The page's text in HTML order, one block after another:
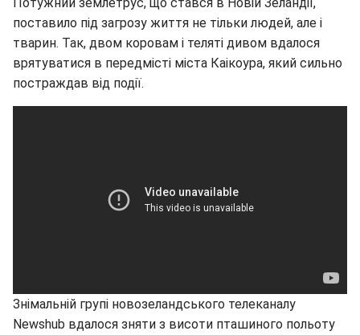
поставило під загрозу життя не тільки людей, але і
тварин. Так, двом коровам і теляті дивом вдалося
врятуватися в передмісті міста Каікоура, який сильно
постраждав від події.
Знімальній групі новозеландського телеканалу
Newshub вдалося зняти з висоти пташиного польоту